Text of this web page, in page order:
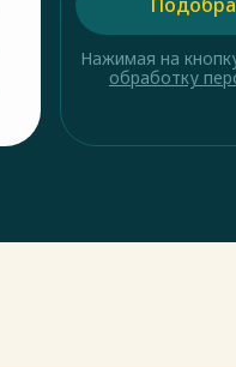
Нажимая на
обработку